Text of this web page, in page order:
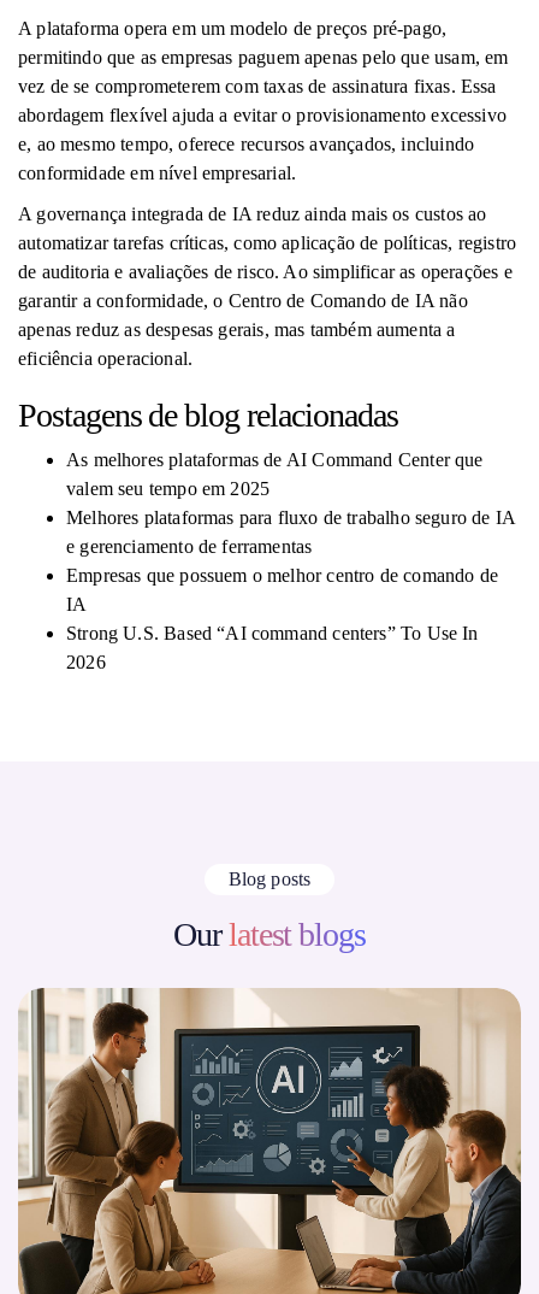
A plataforma opera em um modelo de preços pré-pago,
permitindo que as empresas paguem apenas pelo que usam, em
vez de se comprometerem com taxas de assinatura fixas. Essa
abordagem flexível ajuda a evitar o provisionamento excessivo
e, ao mesmo tempo, oferece recursos avançados, incluindo
conformidade em nível empresarial.
A governança integrada de IA reduz ainda mais os custos ao
automatizar tarefas críticas, como aplicação de políticas, registro
de auditoria e avaliações de risco. Ao simplificar as operações e
garantir a conformidade, o Centro de Comando de IA não
apenas reduz as despesas gerais, mas também aumenta a
eficiência operacional.
Postagens de blog relacionadas
As melhores plataformas de AI Command Center que
valem seu tempo em 2025
Melhores plataformas para fluxo de trabalho seguro de IA
e gerenciamento de ferramentas
Empresas que possuem o melhor centro de comando de
IA
Strong U.S. Based “AI command centers” To Use In
2026
Blog posts
Ourlatest blogs